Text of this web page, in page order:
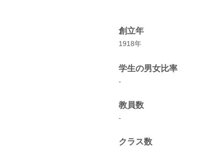
創立年
1918年
学生の男女比率
-
教員数
-
クラス数